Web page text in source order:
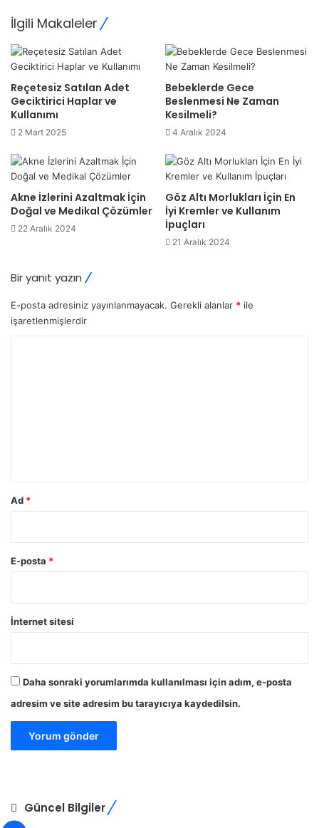
İlgili Makaleler
Reçetesiz Satılan Adet
Geciktirici Haplar ve
Kullanımı
2 Mart 2025
Bebeklerde Gece
Beslenmesi Ne Zaman
Kesilmeli?
4 Aralık 2024
Akne İzlerini Azaltmak İçin
Doğal ve Medikal Çözümler
22 Aralık 2024
Göz Altı Morlukları İçin En
İyi Kremler ve Kullanım
İpuçları
21 Aralık 2024
Bir yanıt yazın
E-posta adresiniz yayınlanmayacak. Gerekli alanlar * ile
işaretlenmişlerdir
Ad *
E-posta *
İnternet sitesi
Daha sonraki yorumlarımda kullanılması için adım, e-posta
adresim ve site adresim bu tarayıcıya kaydedilsin.
Güncel Bilgiler